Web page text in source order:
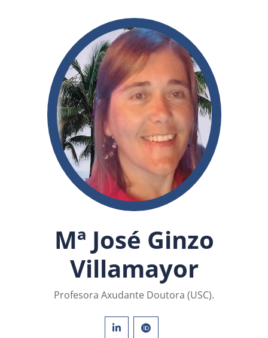
Mª José Ginzo
Villamayor
Profesora Axudante Doutora (USC).